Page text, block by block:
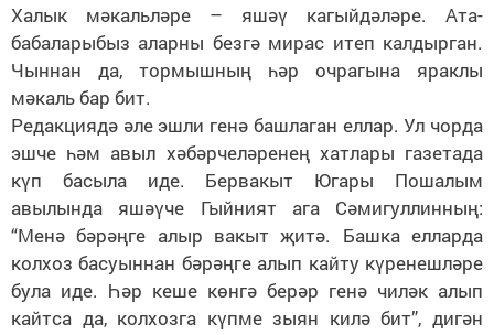
Халык мәкальләре – яшәү кагыйдәләре. Ата-
бабаларыбыз аларны безгә мирас итеп калдырган.
Чыннан да, тормышның һәр очрагына яраклы
мәкаль бар бит.
Редакциядә әле эшли генә башлаган еллар. Ул чорда
эшче һәм авыл хәбәрчеләренең хатлары газетада
күп басыла иде. Бервакыт Югары Пошалым
авылында яшәүче Гыйният ага Сәмигуллинның:
“Менә бәрәңге алыр вакыт җитә. Башка елларда
колхоз басуыннан бәрәңге алып кайту күренешләре
була иде. Һәр кеше көнгә берәр генә чиләк алып
кайтса да, колхозга күпме зыян килә бит”, дигән